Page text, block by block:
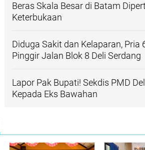
Beras Skala Besar di Batam
Keterbukaan
Diduga Sakit dan Kelaparan,
Pinggir Jalan Blok 8 Deli Serdang
Lapor Pak Bupati! Sekdis PMD
Kepada Eks Bawahan ‎